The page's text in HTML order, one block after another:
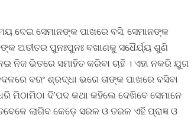
ଦେଇ ସେମାନଙ୍କ ପାଖରେ ବସି, ସେମାନଙ୍କ
ଅତୀତର ପୁନଃପୁନଃ ବଖାଣକୁ ସଧୈର୍ଯ୍ୟ ଶୁଣି
ନିଜ ଭିତରେ ସମାହିତ କରିବା ଚାହି । ଏହା ନକରି ଯୁଗ
ବରଂ ଶ୍ରଦ୍ଧା ଭରେ ତାଙ୍କ ପାଖରେ ବସିବା
ମିଠାମିଠା ଦି’ପଦ କଥା କହିଲେ ଦେଖିବେ ସେମାନେ
ଲାଗିବ କେଡ଼େ ସରଳ ଓ ତରଳ ଏହି ପ୍ରାଜ୍ଞ ଓ